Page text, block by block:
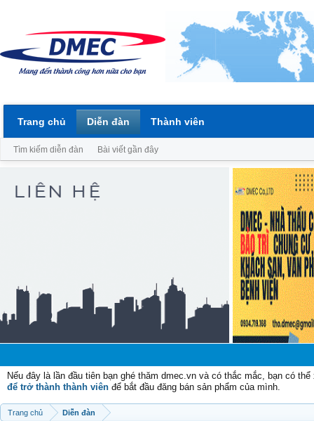
Nếu đây là lần đầu tiên bạn ghé thăm dmec.vn và có thắc mắc, bạn có
để trở thành thành viên để bắt đầu đăng bán sản phẩm của mình.
Trang chủ Diễn đàn
Trang chủ Diễn đàn
Tìm kiếm diễn đàn Bài viết gần đây
Thành viên